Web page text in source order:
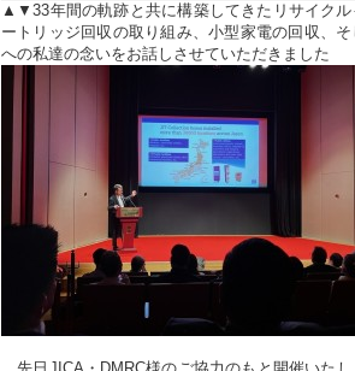
▲▼33年間の軌跡と共に構築してきたリサイク
ートリッジ回収の取り組み、小型家電の回収、
への私達の念いをお話しさせていただきました